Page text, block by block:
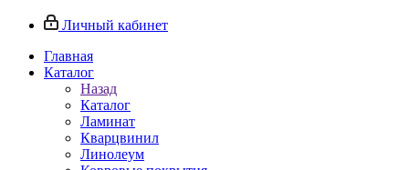
Личный кабинет
Главная
Каталог
Назад
Каталог
Ламинат
Кварцвинил
Линолеум